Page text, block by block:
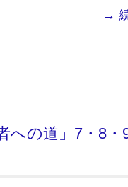
→
への道」7・8・